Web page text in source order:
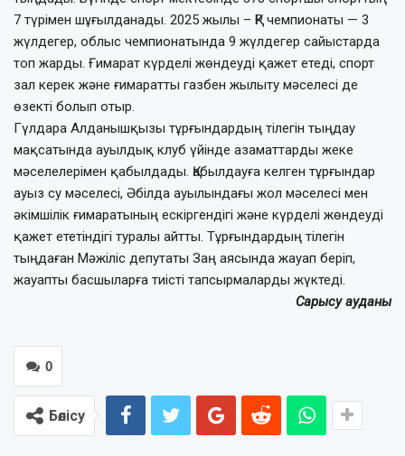
7 түрімен шұғылданады. 2025 жылы – ҚР чемпионаты — 3
жүлдегер, облыс чемпионатында 9 жүлдегер сайыстарда
топ жарды. Ғимарат күрделі жөндеуді қажет етеді, спорт
зал керек және ғимаратты газбен жылыту мәселесі де
өзекті болып отыр.
Гүлдара Алданышқызы тұрғындардың тілегін тыңдау
мақсатында ауылдық клуб үйінде азаматтарды жеке
мәселелерімен қабылдады. Қабылдауға келген тұрғындар
ауыз су мәселесі, Әбілда ауылындағы жол мәселесі мен
әкімшілік ғимаратының ескіргендігі және күрделі жөндеуді
қажет ететіндігі туралы айтты. Тұрғындардың тілегін
тыңдаған Мәжіліс депутаты Заң аясында жауап беріп,
жауапты басшыларға тиісті тапсырмаларды жүктеді.
Сарысу ауданы
0
Бөлісу